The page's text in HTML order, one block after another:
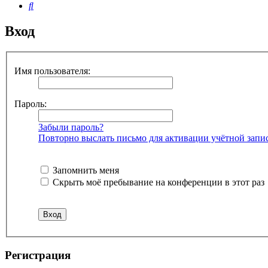
Поиск
Вход
Имя пользователя:
Пароль:
Забыли пароль?
Повторно выслать письмо для активации учётной
Запомнить меня
Скрыть моё пребывание на конференции в этот раз
Регистрация